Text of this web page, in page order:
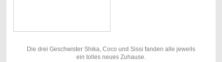
Die drei Geschwister Shika, Coco und Sissi fanden alle jeweils
ein tolles neues Zuhause.